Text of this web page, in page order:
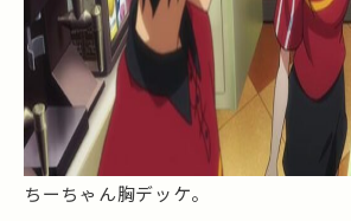
ちーちゃん胸デッケ。